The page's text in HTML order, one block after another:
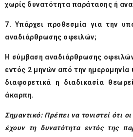
χωρίς δυνατότητα παράτασης ή
7. Υπάρχει προθεσμία για την
αναδιάρθρωσης οφειλών;
Η σύμβαση αναδιάρθρωσης
εντός 2 μηνών από την ημερομηνία
διαφορετικά η διαδικασία
άκαρπη.
Σημαντικό: Πρέπει να τονιστεί ότι
έχουν τη δυνατότητα εντός της